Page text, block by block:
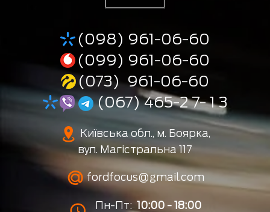
(098) 961-06-60
(099) 961-06-60
(073) 961-06-60
(067) 465-2 7- 1 3
Київська обл., м. Боярка,
вул. Магістральна 117
fordfocus@gmail.com
Пн-Пт: 10:00 - 18:00